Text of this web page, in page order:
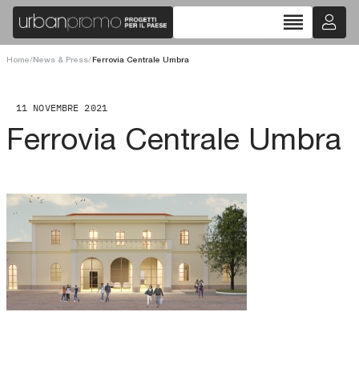
reorder
Home/News & Press/Ferrovia Centrale Umbra
11 NOVEMBRE 2021
Ferrovia Centrale Umbra